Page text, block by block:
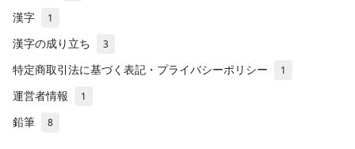
漢字 1
漢字の成り立ち 3
特定商取引法に基づく表記・プライバシーポリシー 1
運営者情報 1
鉛筆 8